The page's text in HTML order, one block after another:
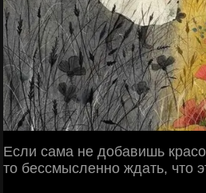
Если сама не добавишь
то бессмысленно ждать, что